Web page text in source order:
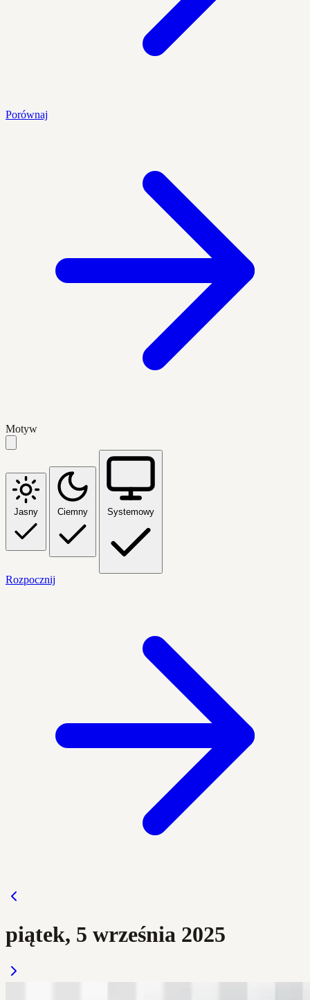
Porównaj
Motyw
Jasny Ciemny Systemowy
Rozpocznij
piątek, 5 września 2025